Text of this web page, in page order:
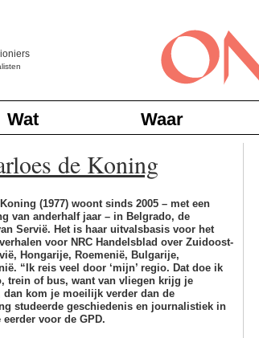
Wat Waar
de Koning
(1977) woont sinds 2005 – met een
van anderhalf jaar – in Belgrado, de
Servië. Het is haar uitvalsbasis voor het
voor NRC Handelsblad over Zuidoost-
Hongarije, Roemenië, Bulgarije,
“Ik reis veel door ‘mijn’ regio. Dat doe ik
trein of bus, want van vliegen krijg je
kom je moeilijk verder dan de
studeerde geschiedenis en journalistiek in
voor de GPD.